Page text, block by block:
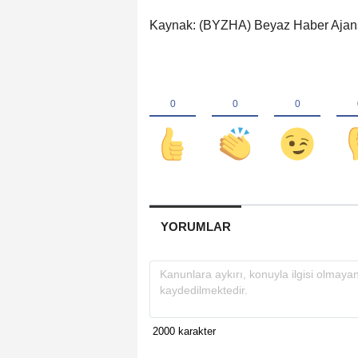
Kaynak: (BYZHA) Beyaz Haber
YORUMLAR